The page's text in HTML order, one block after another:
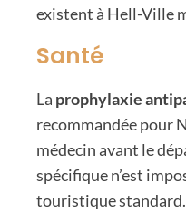
existent à Hell-Ville
Santé
La prophylaxie
recommandée pour
médecin avant le
spécifique n’est
touristique standard.